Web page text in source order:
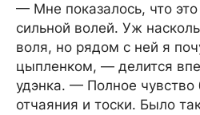
— Мне показалось, что
сильной волей. Уж
воля, но рядом с ней я
цыпленком, — делится
удэнка. — Полное чувство
отчаяния и тоски. Было